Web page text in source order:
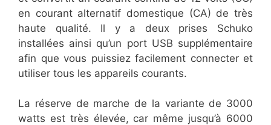
en courant alternatif domestique (CA) de très
haute qualité. Il y a deux prises Schuko
installées ainsi qu’un port USB supplémentaire
afin que vous puissiez facilement connecter et
utiliser tous les appareils courants.
La réserve de marche de la variante de 3000
watts est très élevée, car même jusqu’à 6000